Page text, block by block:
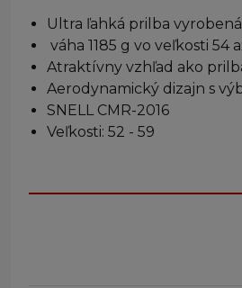
Ultra ľahká prilba
váha 1185 g vo veľkosti 54
Atraktívny vzhľad ako
Aerodynamický dizajn s
SNELL CMR-2016
Veľkosti: 52 - 59